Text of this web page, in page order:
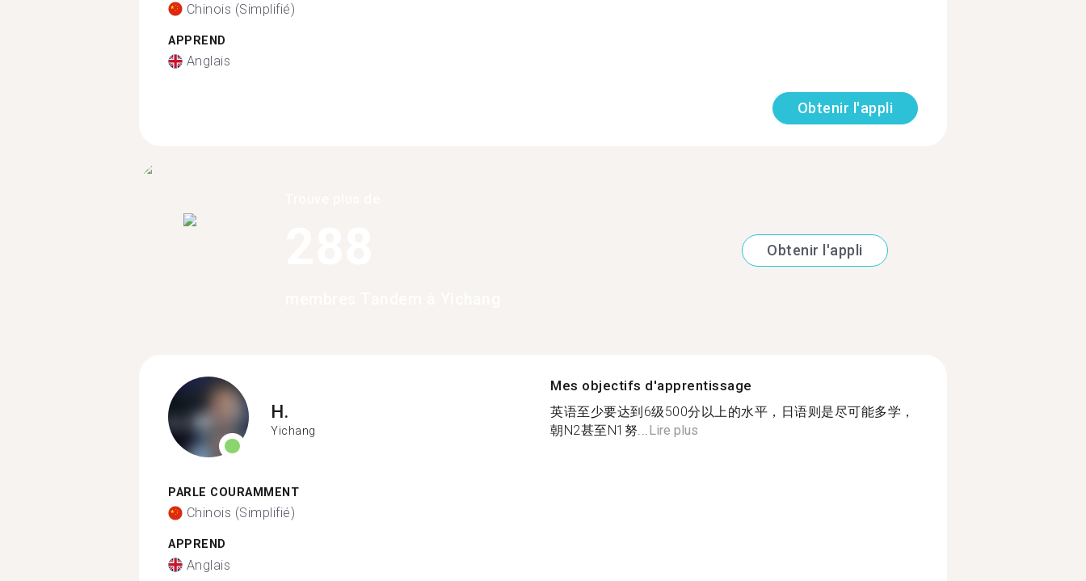
Chinois (Simplifié)
APPREND
Anglais
Obtenir l'appli
Obtenir l'appli
H.
Yichang
PARLE COURAMMENT
Chinois (Simplifié)
APPREND
Anglais
Mes objectifs d'apprentissage
英语至少要达到6级500分以上的水平，日语则是尽可能多学，
朝N2甚至N1努... Lire plus